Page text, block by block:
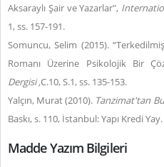
Aksaraylı Şair ve Yazarlar",
1, ss. 157-191.
Somuncu, Selim (2015).
Romanı Üzerine Psikolojik Bir
Dergisi ,C.10, S.1, ss. 135-153.
Yalçın, Murat (2010). Tanzimat'tan
Baskı, s. 110, İstanbul: Yapı Kredi Yay.
Madde Yazım Bilgileri